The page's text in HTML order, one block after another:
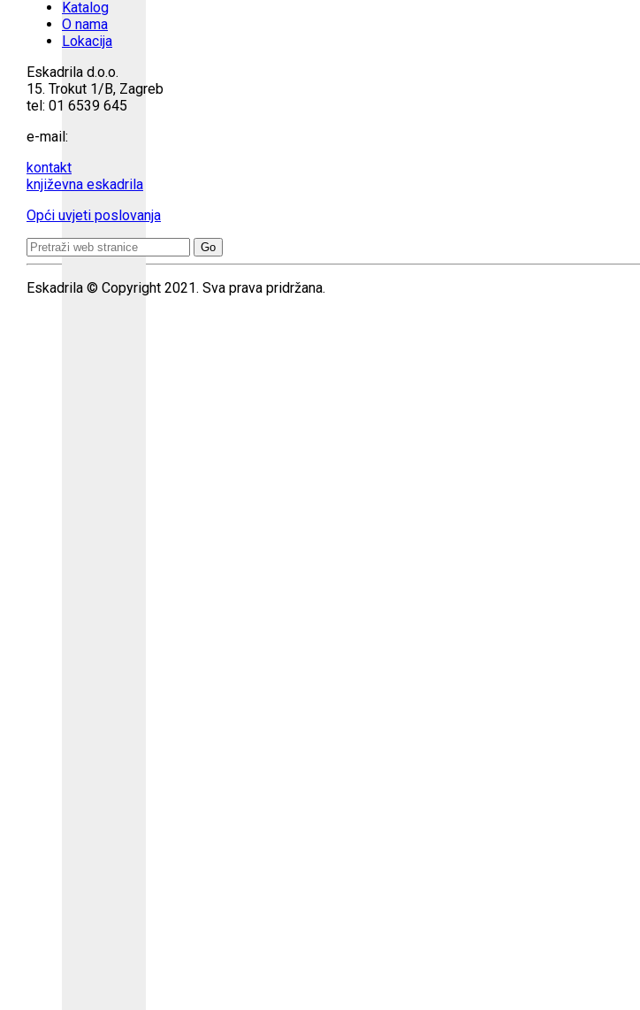
Katalog
O nama
Lokacija
Eskadrila d.o.o.
15. Trokut 1/B, Zagreb
tel: 01 6539 645
e-mail:
kontakt
književna eskadrila
Opći uvjeti poslovanja
Search
for:
Eskadrila © Copyright 2021. Sva prava pridržana.